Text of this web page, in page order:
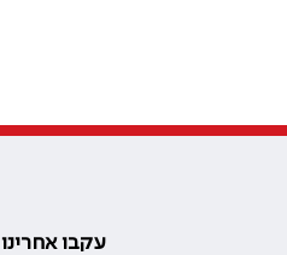
עקבו אחרינו